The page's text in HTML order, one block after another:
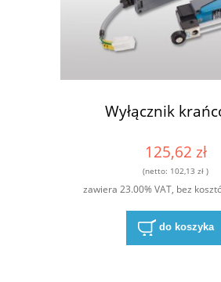
Wyłącznik
125,62 zł
(netto: 102,13 zł )
zawiera 23.00% VAT, bez
do koszyka